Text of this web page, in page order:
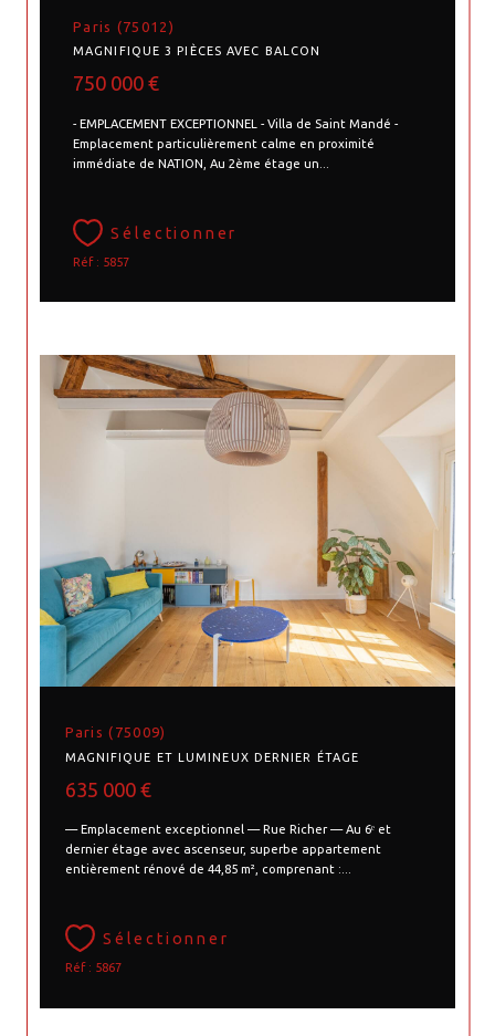
Paris (75012)
MAGNIFIQUE 3 PIÈCES AVEC BALCON
750 000 €
- EMPLACEMENT EXCEPTIONNEL - Villa de Saint Mandé -
Emplacement particulièrement calme en proximité
immédiate de NATION, Au 2ème étage un...
Sélectionner
Réf : 5857
Paris (75009)
MAGNIFIQUE ET LUMINEUX DERNIER ÉTAGE
635 000 €
— Emplacement exceptionnel — Rue Richer — Au 6ᵉ et
dernier étage avec ascenseur, superbe appartement
entièrement rénové de 44,85 m², comprenant :...
Sélectionner
Réf : 5867